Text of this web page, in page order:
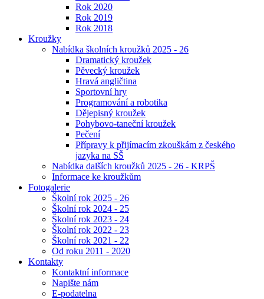
Rok 2020
Rok 2019
Rok 2018
Kroužky
Nabídka školních kroužků 2025 - 26
Dramatický kroužek
Pěvecký kroužek
Hravá angličtina
Sportovní hry
Programování a robotika
Dějepisný kroužek
Pohybovo-taneční kroužek
Pečení
Přípravy k přijímacím zkouškám z českého
jazyka na SŠ
Nabídka dalších kroužků 2025 - 26 - KRPŠ
Informace ke kroužkům
Fotogalerie
Školní rok 2025 - 26
Školní rok 2024 - 25
Školní rok 2023 - 24
Školní rok 2022 - 23
Školní rok 2021 - 22
Od roku 2011 - 2020
Kontakty
Kontaktní informace
Napište nám
E-podatelna